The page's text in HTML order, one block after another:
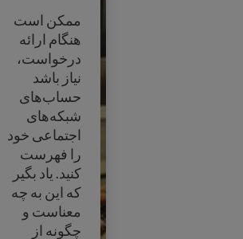
ممکن است
هنگام ارائه
درخواست،
نیاز باشد
حساب‌های
شبکه‌های
اجتماعی خود
را فهرست
کنید. یاد بگیر
که این به چه
معناست و
چگونه از